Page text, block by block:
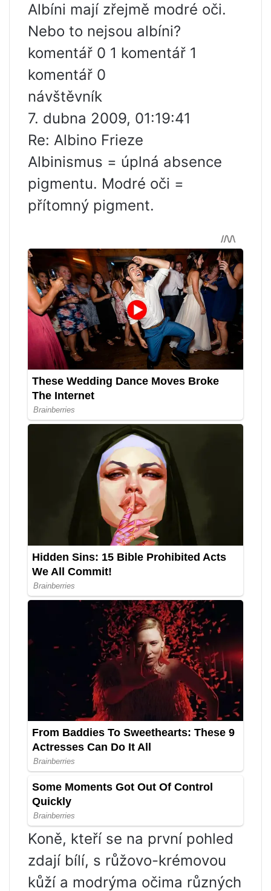
Albíni mají zřejmě modré oči.
Nebo to nejsou albíni?
komentář 0 1 komentář 1
komentář 0
návštěvník
7. dubna 2009, 01:19:41
Re: Albino Frieze
Albinismus = úplná absence
pigmentu. Modré oči =
přítomný pigment.
Koně, kteří se na první pohled
zdají bílí, s růžovo-krémovou
kůží a modrýma očima různých